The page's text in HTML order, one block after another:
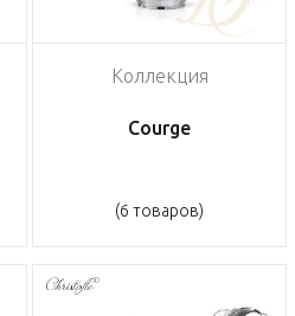
Коллекция
Courge
(6 товаров)